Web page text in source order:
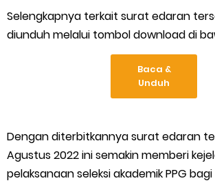
Selengkapnya terkait surat edaran
diunduh melalui tombol download di
Baca &
Unduh
Dengan diterbitkannya surat edaran
Agustus 2022 ini semakin memberi
pelaksanaan seleksi akademik PPG